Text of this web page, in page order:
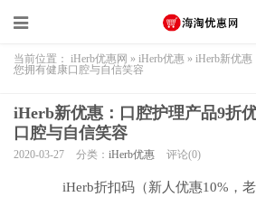
当前位置： iHerb优惠网 » iHerb优惠 » iHerb新优
您拥有健康口腔与自信笑容
iHerb新优惠：口腔护理产品9折
口腔与自信笑容
2020-03-27 分类： iHerb优惠 评论(0)
iHerb折扣码（新人优惠10%，老